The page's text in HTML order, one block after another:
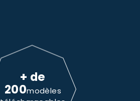
+ de
200modèles